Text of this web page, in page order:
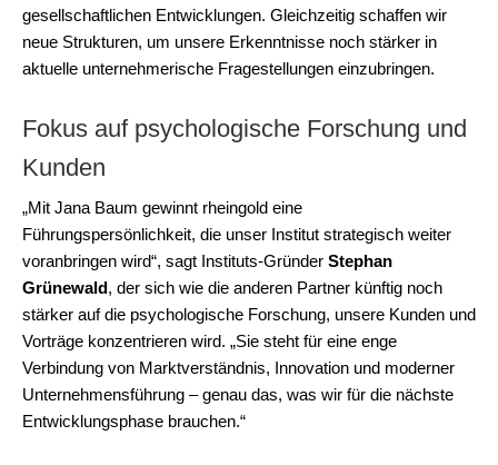
gesellschaftlichen Entwicklungen. Gleichzeitig schaffen wir
neue Strukturen, um unsere Erkenntnisse noch stärker in
aktuelle unternehmerische Fragestellungen einzubringen.
Fokus auf psychologische Forschung und
Kunden
„Mit Jana Baum gewinnt rheingold eine
Führungspersönlichkeit, die unser Institut strategisch weiter
voranbringen wird“, sagt Instituts-Gründer Stephan
Grünewald, der sich wie die anderen Partner künftig noch
stärker auf die psychologische Forschung, unsere Kunden und
Vorträge konzentrieren wird. „Sie steht für eine enge
Verbindung von Marktverständnis, Innovation und moderner
Unternehmensführung – genau das, was wir für die nächste
Entwicklungsphase brauchen.“